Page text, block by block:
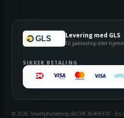
GLS Levering med GLS
Til pakkeshop eller
SIKKER BETALING
© 2026 Smartphoneshop.dkCVR 36499370 · En